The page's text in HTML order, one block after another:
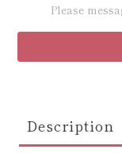
Please
Description